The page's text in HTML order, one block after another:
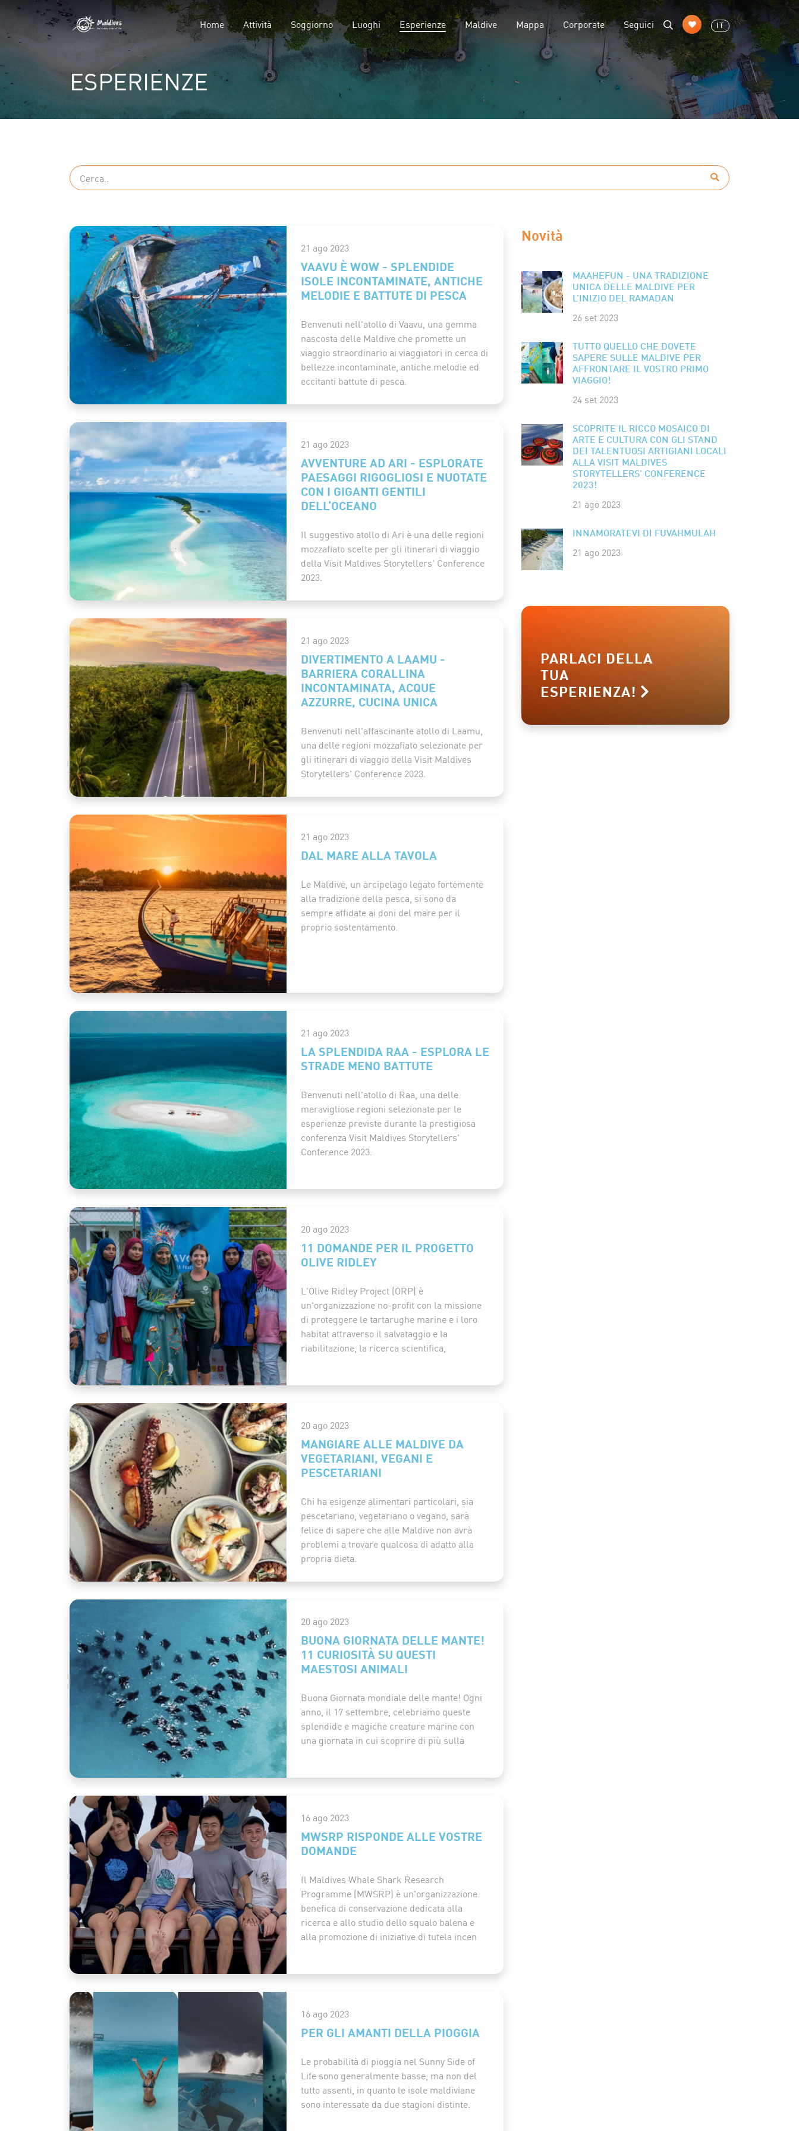
Home Attività Soggiorno Luoghi Esperienze(current)
Maldive Mappa Corporate Seguici IT
ESPERIENZE
21 ago 2023
VAAVU È WOW - SPLENDIDE
ISOLE INCONTAMINATE, ANTICHE
MELODIE E BATTUTE DI PESCA
Benvenuti nell'atollo di Vaavu, una gemma
nascosta delle Maldive che promette un
viaggio straordinario ai viaggiatori in cerca di
bellezze incontaminate, antiche melodie ed
eccitanti battute di pesca.
21 ago 2023
AVVENTURE AD ARI - ESPLORATE
PAESAGGI RIGOGLIOSI E NUOTATE
CON I GIGANTI GENTILI
DELL’OCEANO
Il suggestivo atollo di Ari è una delle regioni
mozzafiato scelte per gli itinerari di viaggio
della Visit Maldives Storytellers' Conference
2023.
21 ago 2023
DIVERTIMENTO A LAAMU -
BARRIERA CORALLINA
INCONTAMINATA, ACQUE
AZZURRE, CUCINA UNICA
Benvenuti nell'affascinante atollo di Laamu,
una delle regioni mozzafiato selezionate per
gli itinerari di viaggio della Visit Maldives
Storytellers' Conference 2023.
21 ago 2023
DAL MARE ALLA TAVOLA
Le Maldive, un arcipelago legato fortemente
alla tradizione della pesca, si sono da
sempre affidate ai doni del mare per il
proprio sostentamento.
21 ago 2023
LA SPLENDIDA RAA - ESPLORA LE
STRADE MENO BATTUTE
Benvenuti nell'atollo di Raa, una delle
meravigliose regioni selezionate per le
esperienze previste durante la prestigiosa
conferenza Visit Maldives Storytellers'
Conference 2023.
20 ago 2023
11 DOMANDE PER IL PROGETTO
OLIVE RIDLEY
L'Olive Ridley Project (ORP) è
un'organizzazione no-profit con la missione
di proteggere le tartarughe marine e i loro
habitat attraverso il salvataggio e la
riabilitazione, la ricerca scientifica,
20 ago 2023
MANGIARE ALLE MALDIVE DA
VEGETARIANI, VEGANI E
PESCETARIANI
Chi ha esigenze alimentari particolari, sia
pescetariano, vegetariano o vegano, sarà
felice di sapere che alle Maldive non avrà
problemi a trovare qualcosa di adatto alla
propria dieta.
20 ago 2023
BUONA GIORNATA DELLE MANTE!
11 CURIOSITÀ SU QUESTI
MAESTOSI ANIMALI
Buona Giornata mondiale delle mante! Ogni
anno, il 17 settembre, celebriamo queste
splendide e magiche creature marine con
una giornata in cui scoprire di più sulla
16 ago 2023
MWSRP RISPONDE ALLE VOSTRE
DOMANDE
Il Maldives Whale Shark Research
Programme (MWSRP) è un'organizzazione
benefica di conservazione dedicata alla
ricerca e allo studio dello squalo balena e
alla promozione di iniziative di tutela incen
16 ago 2023
PER GLI AMANTI DELLA PIOGGIA
Le probabilità di pioggia nel Sunny Side of
Life sono generalmente basse, ma non del
tutto assenti, in quanto le isole maldiviane
sono interessate da due stagioni distinte.
Novità
MAAHEFUN - UNA TRADIZIONE
UNICA DELLE MALDIVE PER
L’INIZIO DEL RAMADAN
26 set 2023
TUTTO QUELLO CHE DOVETE
SAPERE SULLE MALDIVE PER
AFFRONTARE IL VOSTRO PRIMO
VIAGGIO!
24 set 2023
SCOPRITE IL RICCO MOSAICO DI
ARTE E CULTURA CON GLI STAND
DEI TALENTUOSI ARTIGIANI LOCALI
ALLA VISIT MALDIVES
STORYTELLERS’ CONFERENCE
2023!
21 ago 2023
INNAMORATEVI DI FUVAHMULAH
21 ago 2023
PARLACI DELLA
TUA
ESPERIENZA!